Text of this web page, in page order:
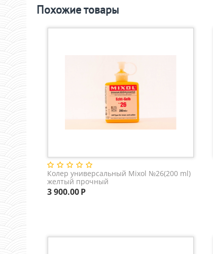
Похожие товары
Колер универсальный Mixol №26(200 ml)
желтый прочный
3 900.00Р